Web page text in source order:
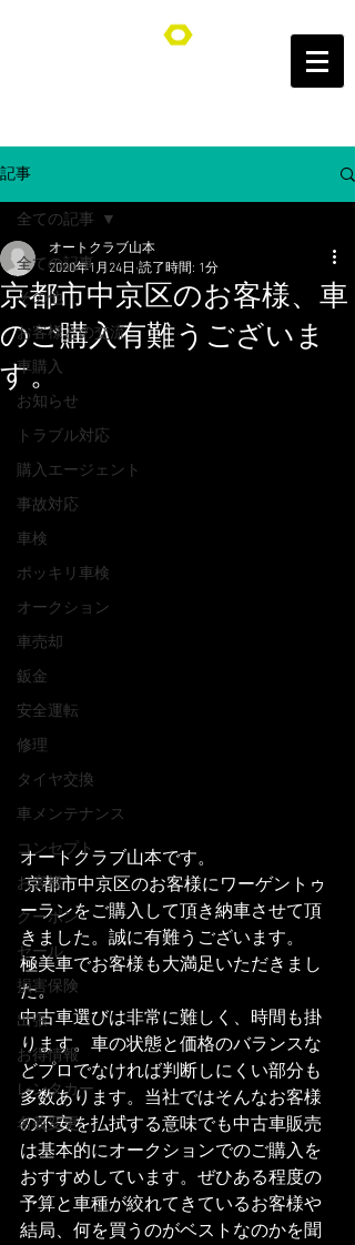
オートクラブ山本/Auto Club YAMAMOTO
記事
全ての記事
その他
お客様との交流
車購入
お知らせ
トラブル対応
購入エージェント
事故対応
車検
ポッキリ車検
オークション
車売却
鈑金
安全運転
修理
タイヤ交換
車メンテナンス
コンセプト
お客様
クーポン
セール
損害保険
出張
お得情報
レンタカー
名義変更
全ての記事
京都市中京区のお客様、車
のご購入有難うございま
す。
オートクラブ山本
2020年1月24日 読了時間: 1分
オートクラブ山本です。
京都市中京区のお客様にワーゲントゥ
ーランをご購入して頂き納車させて頂
きました。誠に有難うございます。
極美車でお客様も大満足いただきまし
た。
中古車選びは非常に難しく、時間も掛
ります。車の状態と価格のバランスな
どプロでなければ判断しにくい部分も
多数あります。当社ではそんなお客様
の不安を払拭する意味でも中古車販売
は基本的にオークションでのご購入を
おすすめしています。ぜひある程度の
予算と車種が絞れてきているお客様や
結局、何を買うのがベストなのかを聞